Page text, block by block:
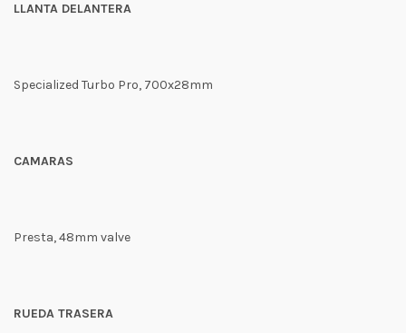
LLANTA DELANTERA
Specialized Turbo Pro, 700x28mm
CAMARAS
Presta, 48mm valve
RUEDA TRASERA